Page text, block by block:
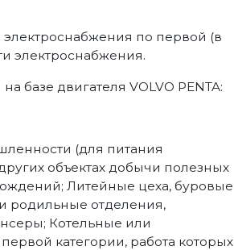
электроснабжения по первой (в
электроснабжения.
базе двигателя VOLVO PENTA:
(для питания
объектах добычи полезных
Литейные цеха, буровые
родильные отделения,
Котельные или
категории, работа которых